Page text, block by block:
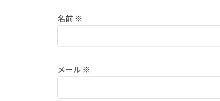
名前 ※
メール ※